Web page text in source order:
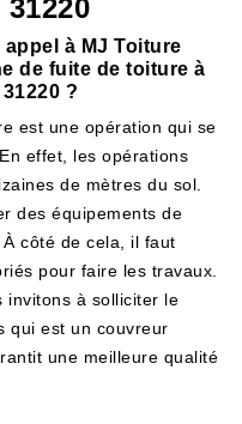
à MJ Toiture
de fuite de toiture à
?
est une opération qui se
effet, les opérations
de mètres du sol.
des équipements de
côté de cela, il faut
pour faire les travaux.
invitons à solliciter le
qui est un couvreur
une meilleure qualité